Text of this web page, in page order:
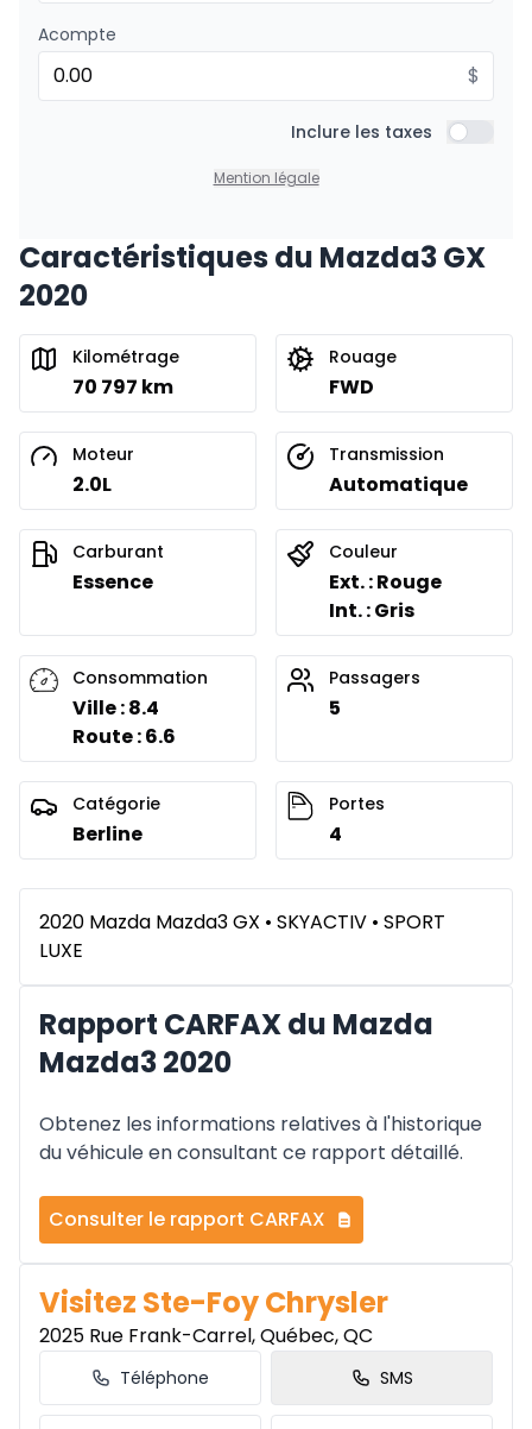
0.00 $ d'acompte • 8.99%
Financement sur 24 mois
206 $/Sem.
Acompte
$
Inclure les taxes Inclure
Mention légale
Caractéristiques du Mazda3 GX
2020
Kilométrage
70 797 km
Rouage
FWD
Moteur
2.0L
Transmission
Automatique
Carburant
Essence
Couleur
Ext. : Rouge
Int. : Gris
Consommation
Ville : 8.4
Route : 6.6
Passagers
5
Catégorie
Berline
Portes
4
2020 Mazda Mazda3 GX • SKYACTIV • SPORT
LUXE
Rapport CARFAX du Mazda
Mazda3 2020
Obtenez les informations relatives à l'historique
du véhicule en consultant ce rapport détaillé.
Consulter le rapport CARFAX
Visitez Ste-Foy Chrysler
2025 Rue Frank-Carrel, Québec, QC
Téléphone SMS